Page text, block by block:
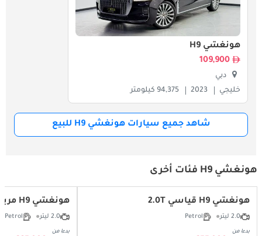
هونغشي H9
109,900
دبي
خليجي
2023 94,375 كيلومتر
شاهد جميع سيارات هونغشي H9 للبيع
هونغشي H9 فئات أخرى
هونغشي H9 قياسي 2.0T
2.0 ليتر Petrol
بدءا من
هونغشي H9 مريحة 2.0T
2.0 ليتر Petrol
بدءا من